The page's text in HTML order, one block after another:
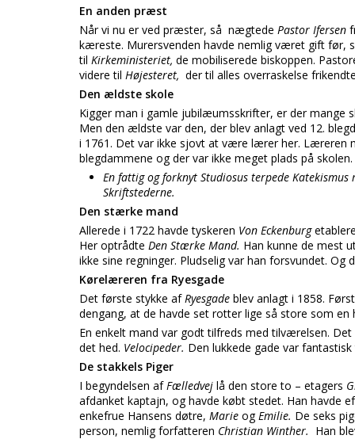
En anden præst
Når vi nu er ved præster, så nægtede Pastor Ifersen
kæreste. Murersvenden havde nemlig været gift
til Kirkeministeriet, de mobiliserede biskoppen.
videre til Højesteret, der til alles overraskelse
Den ældste skole
Kigger man i gamle jubilæumsskrifter, er der
Men den ældste var den, der blev anlagt ved 12.
i 1761. Det var ikke sjovt at være lærer her. Læreren
blegdammene og der var ikke meget plads på
En fattig og forknyt Studiosus terpede
Skriftstederne.
Den stærke mand
Allerede i 1722 havde tyskeren Von Eckenburg
Her optrådte Den Stærke Mand. Han kunne de mest
ikke sine regninger. Pludselig var han forsvundet.
Kørelæreren fra Ryesgade
Det første stykke afRyesgade blev anlagt i 1858.
dengang, at de havde set rotter lige så store som
En enkelt mand var godt tilfreds med tilværelsen.
det hed. Velocipeder. Den lukkede gade var
De stakkels Piger
I begyndelsen afFælledvej lå den store to – etagers
afdanket kaptajn, og havde købt stedet. Han havde
enkefrue Hansens døtre, Marie ogEmilie. De seks
person, nemlig forfatteren Christian Winther. Han